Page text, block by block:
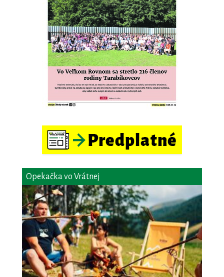
Opekačka vo Vrátnej